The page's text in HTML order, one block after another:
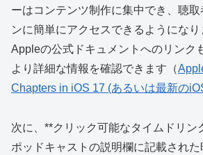
ーはコンテンツ制作に集中でき、聴
ンに簡単にアクセスできるようになり
Appleの公式ドキュメントへのリンク
より詳細な情報を確認できます（
Chapters in iOS 17 (あるいは最新の
次に、**クリック可能なタイムドリン
ポッドキャストの説明欄に記載され